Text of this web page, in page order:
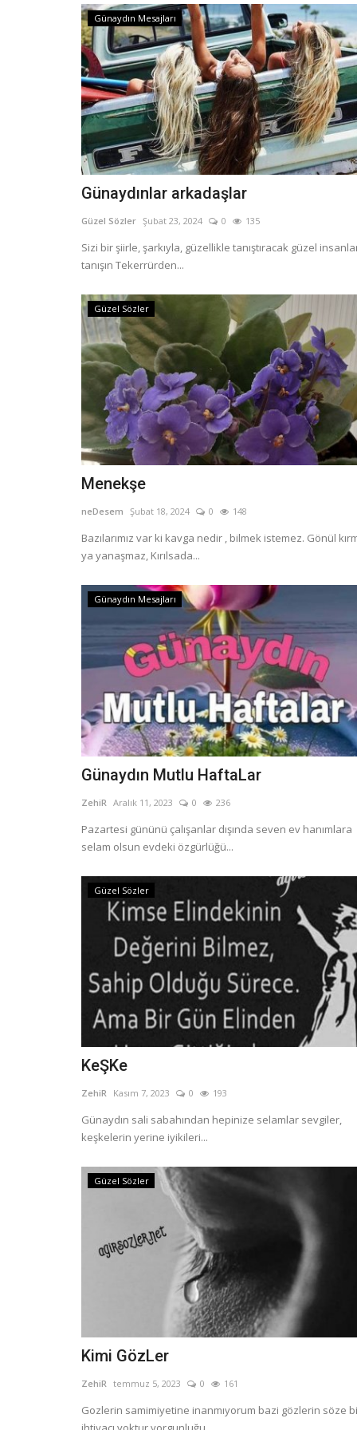
Günaydın Mesajları
Günaydınlar arkadaşlar
Güzel Sözler Şubat 23, 2024 0 135
Sizi bir şiirle, şarkıyla, güzellikle tanıştıracak güzel
tanışın Tekerrürden...
Güzel Sözler
Menekşe
neDesem Şubat 18, 2024 0 148
Bazılarımız var ki kavga nedir , bilmek istemez. Gönül
ya yanaşmaz, Kırılsada...
Günaydın Mesajları
Günaydın Mutlu HaftaLar
ZehiR Aralık 11, 2023 0 236
Pazartesi gününü çalışanlar dışında seven ev hanımlara
selam olsun evdeki özgürlüğü...
Güzel Sözler
KeŞKe
ZehiR Kasım 7, 2023 0 193
Günaydın sali sabahından hepinize selamlar sevgiler,
keşkelerin yerine iyikileri...
Güzel Sözler
Kimi GözLer
ZehiR temmuz 5, 2023 0 161
Gozlerin samimiyetine inanmıyorum bazi gözlerin söze